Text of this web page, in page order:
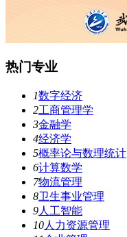
热门专业
1数字经济
2工商管理学
3金融学
4经济学
5概率论与数理统计
6计算数学
7物流管理
8卫生事业管理
9人工智能
10人力资源管理